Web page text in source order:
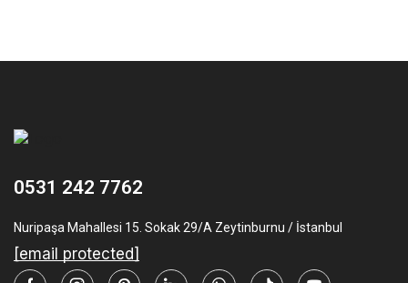
0531 242 7762
Nuripaşa Mahallesi 15. Sokak 29/A Zeytinburnu / İstanbul
[email protected]